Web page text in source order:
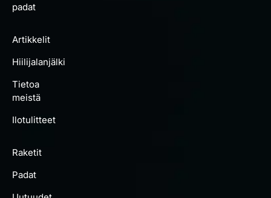
padat
Artikkelit
Hiilijalanjälki
Tietoa
meistä
Ilotulitteet
Raketit
Padat